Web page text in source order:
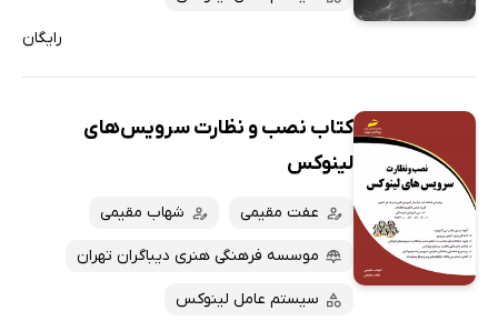
رایگان
کتاب نصب و نظارت سرویس‌های
لینوکس
عفت مقیمی شهاب مقیمی
موسسه فرهنگی هنری دیباگران تهران
سیستم عامل لینوکس